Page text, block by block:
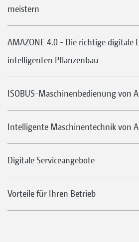
meistern
AMAZONE 4.0 - Die richtige digitale
intelligenten Pflanzenbau
ISOBUS-Maschinenbedienung von
Intelligente Maschinentechnik von
Digitale Serviceangebote
Vorteile für Ihren Betrieb